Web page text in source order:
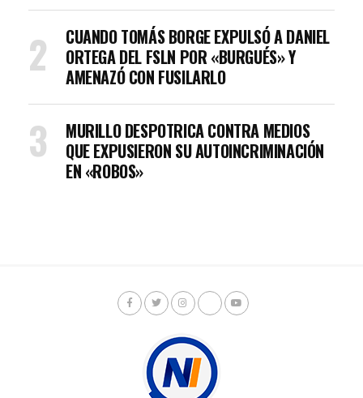
CUANDO TOMÁS BORGE EXPULSÓ A DANIEL
ORTEGA DEL FSLN POR «BURGUÉS» Y
AMENAZÓ CON FUSILARLO
MURILLO DESPOTRICA CONTRA MEDIOS
QUE EXPUSIERON SU AUTOINCRIMINACIÓN
EN «ROBOS»